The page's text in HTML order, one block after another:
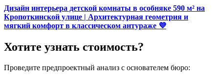
Дизайн интерьера детской комнаты в особняке 590 м² на
Кропоткинской улице | Архитектурная геометрия и
мягкий комфорт в классическом антураже 💜
Хотите узнать стоимость?
Проведите предпроектный анализ с основателем бюро: